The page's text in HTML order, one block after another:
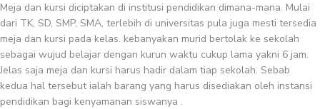
Meja dan kursi diciptakan di institusi pendidikan dimana-mana. Mulai
dari TK, SD, SMP, SMA, terlebih di universitas pula juga mesti tersedia
meja dan kursi pada kelas. kebanyakan murid bertolak ke sekolah
sebagai wujud belajar dengan kurun waktu cukup lama yakni 6 jam.
Jelas saja meja dan kursi harus hadir dalam tiap sekolah. Sebab
kedua hal tersebut ialah barang yang harus disediakan oleh instansi
pendidikan bagi kenyamanan siswanya .